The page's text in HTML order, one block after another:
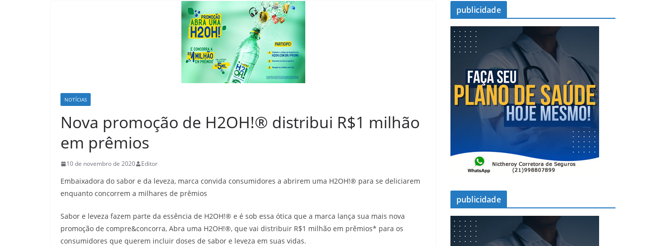
NOTÍCIAS
Nova promoção de H2OH!® distribui R$1 milhão
em prêmios
10 de novembro de 2020 Editor
Embaixadora do sabor e da leveza, marca convida consumidores a abrirem uma H2OH!®️ para se deliciarem
enquanto concorrem a milhares de prêmios
Sabor e leveza fazem parte da essência de H2OH!® e é sob essa ótica que a marca lança sua mais nova
promoção de compre&concorra, Abra uma H2OH!®, que vai distribuir R$1 milhão em prêmios* para os
consumidores que querem incluir doses de sabor e leveza em suas vidas.
publicidade
publicidade